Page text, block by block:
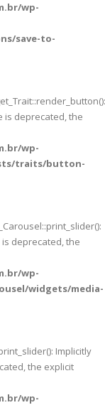
wp-
save-to-
is deprecated, the
wp-
traits/button-
deprecated, the
wp-
widgets/media-
Implicitly
the explicit
wp-